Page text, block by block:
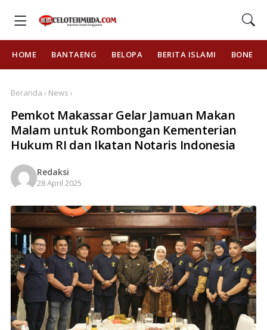
HOME BANTAENG BELOPA BERITA ISLAMI BONE
Beranda › News ›
Pemkot Makassar Gelar Jamuan Makan
Malam untuk Rombongan Kementerian
Hukum RI dan Ikatan Notaris Indonesia
Redaksi
28 April 2025